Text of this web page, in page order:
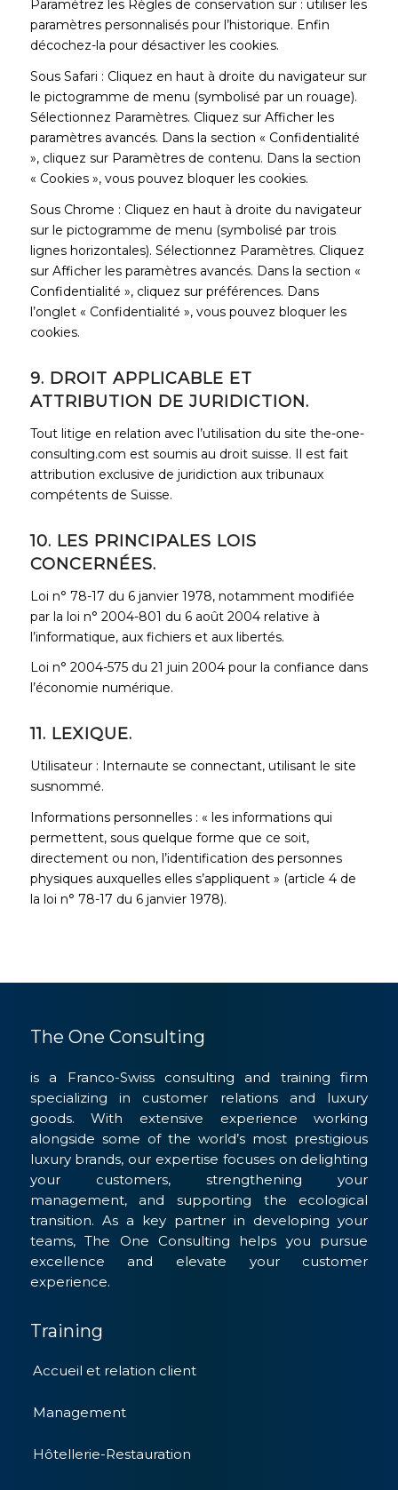
Paramétrez les Règles de conservation sur : utiliser les
paramètres personnalisés pour l’historique. Enfin
décochez-la pour désactiver les cookies.
Sous Safari : Cliquez en haut à droite du navigateur sur
le pictogramme de menu (symbolisé par un rouage).
Sélectionnez Paramètres. Cliquez sur Afficher les
paramètres avancés. Dans la section « Confidentialité
», cliquez sur Paramètres de contenu. Dans la section
« Cookies », vous pouvez bloquer les cookies.
Sous Chrome : Cliquez en haut à droite du navigateur
sur le pictogramme de menu (symbolisé par trois
lignes horizontales). Sélectionnez Paramètres. Cliquez
sur Afficher les paramètres avancés. Dans la section «
Confidentialité », cliquez sur préférences. Dans
l’onglet « Confidentialité », vous pouvez bloquer les
cookies.
9. DROIT APPLICABLE ET
ATTRIBUTION DE JURIDICTION.
Tout litige en relation avec l’utilisation du site the-one-
consulting.com est soumis au droit suisse. Il est fait
attribution exclusive de juridiction aux tribunaux
compétents de Suisse.
10. LES PRINCIPALES LOIS
CONCERNÉES.
Loi n° 78-17 du 6 janvier 1978, notamment modifiée
par la loi n° 2004-801 du 6 août 2004 relative à
l’informatique, aux fichiers et aux libertés.
Loi n° 2004-575 du 21 juin 2004 pour la confiance dans
l’économie numérique.
11. LEXIQUE.
Utilisateur : Internaute se connectant, utilisant le site
susnommé.
Informations personnelles : « les informations qui
permettent, sous quelque forme que ce soit,
directement ou non, l’identification des personnes
physiques auxquelles elles s’appliquent » (article 4 de
la loi n° 78-17 du 6 janvier 1978).
The One Consulting
is a Franco-Swiss consulting and training firm
specializing in customer relations and luxury
goods. With extensive experience working
alongside some of the world’s most prestigious
luxury brands, our expertise focuses on delighting
your customers, strengthening your
management, and supporting the ecological
transition. As a key partner in developing your
teams, The One Consulting helps you pursue
excellence and elevate your customer
experience.
Training
Accueil et relation client
Management
Hôtellerie-Restauration